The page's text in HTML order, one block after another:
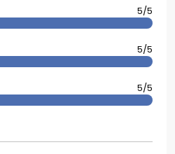
5/5
5/5
5/5